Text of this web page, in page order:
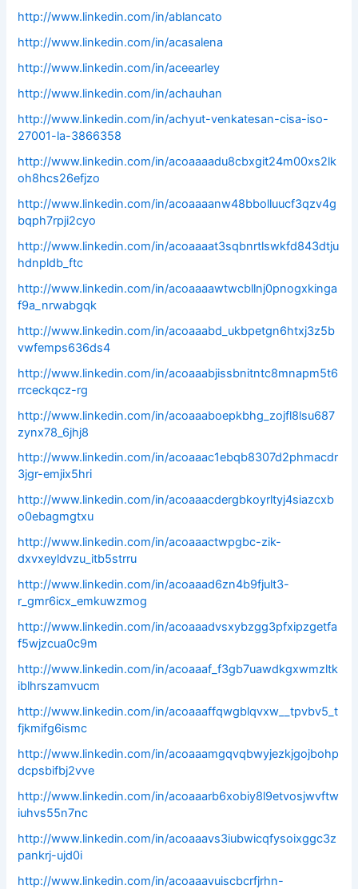
http://www.linkedin.com/in/ablancato
http://www.linkedin.com/in/acasalena
http://www.linkedin.com/in/aceearley
http://www.linkedin.com/in/achauhan
http://www.linkedin.com/in/achyut-venkatesan-cisa-iso-
27001-la-3866358
http://www.linkedin.com/in/acoaaaadu8cbxgit24m00xs2lk
oh8hcs26efjzo
http://www.linkedin.com/in/acoaaaanw48bbolluucf3qzv4g
bqph7rpji2cyo
http://www.linkedin.com/in/acoaaaat3sqbnrtlswkfd843dtju
hdnpldb_ftc
http://www.linkedin.com/in/acoaaaawtwcbllnj0pnogxkinga
f9a_nrwabgqk
http://www.linkedin.com/in/acoaaabd_ukbpetgn6htxj3z5b
vwfemps636ds4
http://www.linkedin.com/in/acoaaabjissbnitntc8mnapm5t6
rrceckqcz-rg
http://www.linkedin.com/in/acoaaaboepkbhg_zojfl8lsu687
zynx78_6jhj8
http://www.linkedin.com/in/acoaaac1ebqb8307d2phmacdr
3jgr-emjix5hri
http://www.linkedin.com/in/acoaaacdergbkoyrltyj4siazcxb
o0ebagmgtxu
http://www.linkedin.com/in/acoaaactwpgbc-zik-
dxvxeyldvzu_itb5strru
http://www.linkedin.com/in/acoaaad6zn4b9fjult3-
r_gmr6icx_emkuwzmog
http://www.linkedin.com/in/acoaaadvsxybzgg3pfxipzgetfa
f5wjzcua0c9m
http://www.linkedin.com/in/acoaaaf_f3gb7uawdkgxwmzltk
iblhrszamvucm
http://www.linkedin.com/in/acoaaaffqwgblqvxw__tpvbv5_t
fjkmifg6ismc
http://www.linkedin.com/in/acoaaamgqvqbwyjezkjgojbohp
dcpsbifbj2vve
http://www.linkedin.com/in/acoaaarb6xobiy8l9etvosjwvftw
iuhvs55n7nc
http://www.linkedin.com/in/acoaaavs3iubwicqfysoixggc3z
pankrj-ujd0i
http://www.linkedin.com/in/acoaaavuiscbcrfjrhn-